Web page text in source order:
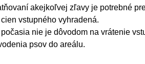
akejkoľvej zľavy je potrebné
vstupného vyhradená.
nie je dôvodom na vrátenie
psov do areálu.